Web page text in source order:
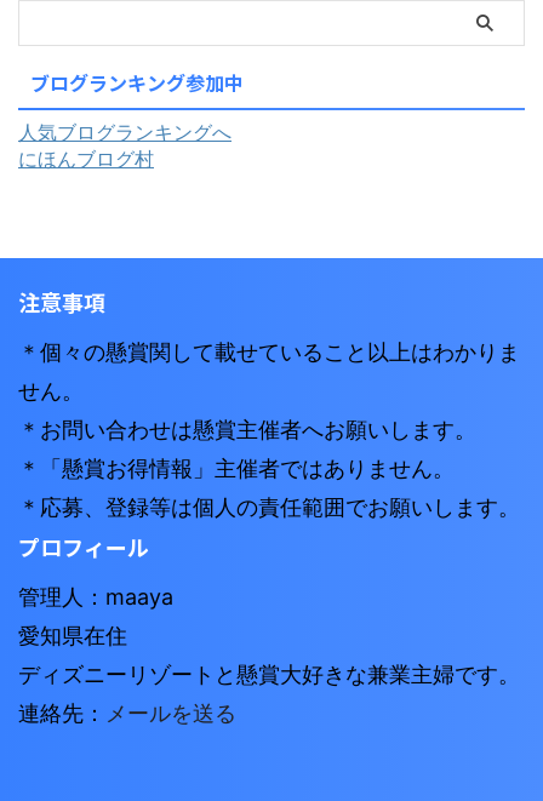
ブログランキング参加中
人気ブログランキングへ
にほんブログ村
注意事項
＊個々の懸賞関して載せていること以上はわかりま
せん。
＊お問い合わせは懸賞主催者へお願いします。
＊「懸賞お得情報」主催者ではありません。
＊応募、登録等は個人の責任範囲でお願いします。
プロフィール
管理人：maaya
愛知県在住
ディズニーリゾートと懸賞大好きな兼業主婦です。
連絡先： メールを送る